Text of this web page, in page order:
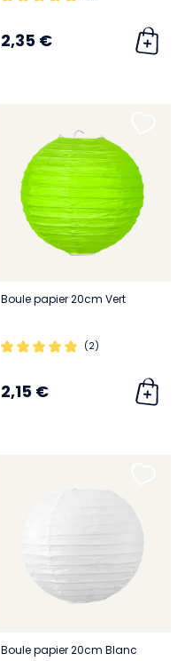
2,35 €
Boule papier 20cm Vert
(2)
2,15 €
Boule papier 20cm Blanc